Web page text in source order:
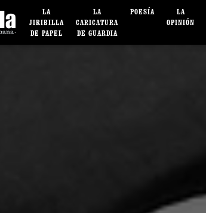
LA
JIRIBILLA
DE PAPEL
LA
CARICATURA
DE GUARDIA
POESÍA
LA
OPINIÓN